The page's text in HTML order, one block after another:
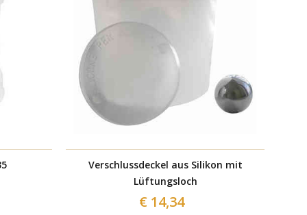
Verschlussdeckel aus Silikon mit
Lüftungsloch
€ 14,34